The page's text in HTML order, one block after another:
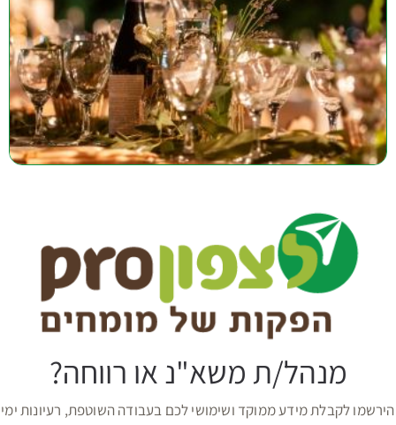
מנהל/ת משא"נ או רווחה?
הירשמו לקבלת מידע ממוקד ושימושי לכם בעבודה השוטפת, רעיונות ימי